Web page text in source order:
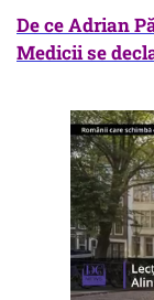
De ce Adrian
Medicii se